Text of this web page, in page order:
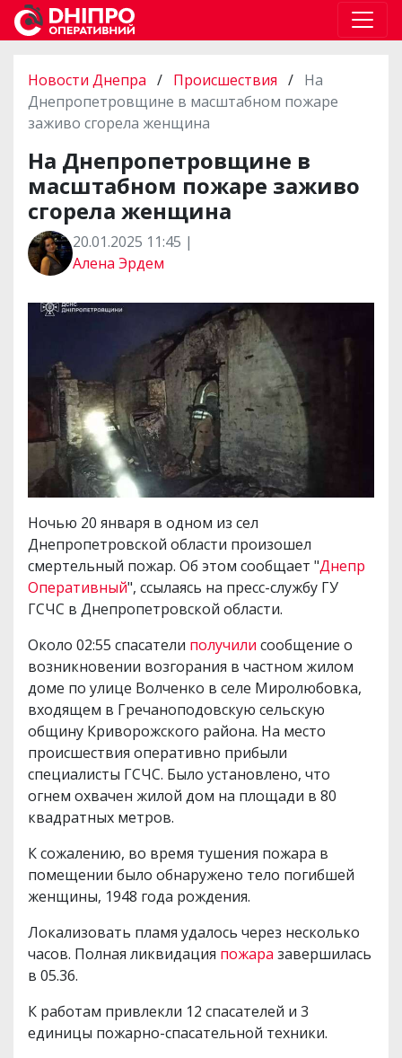
Новости Днепра / Происшествия / На
Днепропетровщине в масштабном пожаре
заживо сгорела женщина
На Днепропетровщине в
масштабном пожаре заживо
сгорела женщина
20.01.2025 11:45 |
Алена Эрдем
Ночью 20 января в одном из сел
Днепропетровской области произошел
смертельный пожар. Об этом сообщает "Днепр
Оперативный", ссылаясь на пресс-службу ГУ
ГСЧС в Днепропетровской области.
Около 02:55 спасатели получили сообщение о
возникновении возгорания в частном жилом
доме по улице Волченко в селе Миролюбовка,
входящем в Гречаноподовскую сельскую
общину Криворожского района. На место
происшествия оперативно прибыли
специалисты ГСЧС. Было установлено, что
огнем охвачен жилой дом на площади в 80
квадратных метров.
К сожалению, во время тушения пожара в
помещении было обнаружено тело погибшей
женщины, 1948 года рождения.
Локализовать пламя удалось через несколько
часов. Полная ликвидация пожара завершилась
в 05.36.
К работам привлекли 12 спасателей и 3
единицы пожарно-спасательной техники.